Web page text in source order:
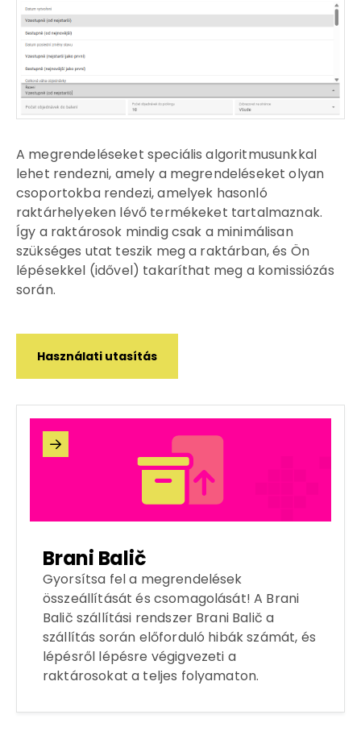
A megrendeléseket speciális algoritmusunkkal
lehet rendezni, amely a megrendeléseket olyan
csoportokba rendezi, amelyek hasonló
raktárhelyeken lévő termékeket tartalmaznak.
Így a raktárosok mindig csak a minimálisan
szükséges utat teszik meg a raktárban, és Ön
lépésekkel (idővel) takaríthat meg a komissiózás
során.
Használati utasítás

Brani Balič
Gyorsítsa fel a megrendelések
összeállítását és csomagolását! A Brani
Balič szállítási rendszer Brani Balič a
szállítás során előforduló hibák számát, és
lépésről lépésre végigvezeti a
raktárosokat a teljes folyamaton.